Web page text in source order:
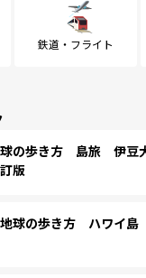
鉄道・フライト
の歩き方 島旅 伊豆
版
球の歩き方 ハワイ島